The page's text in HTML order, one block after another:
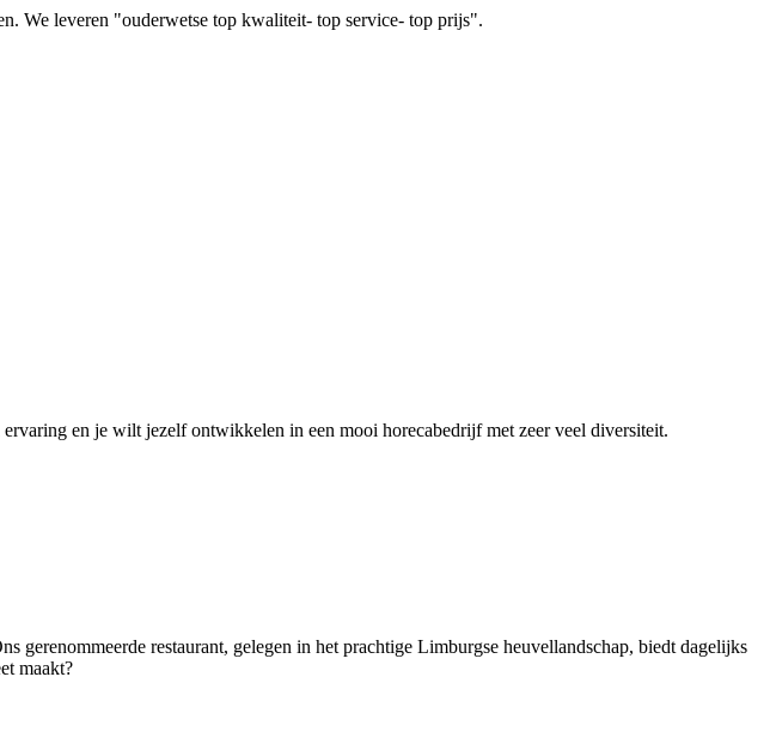
We leveren "ouderwetse top kwaliteit- top service- top prijs".
en je wilt jezelf ontwikkelen in een mooi horecabedrijf met zeer veel diversiteit.
restaurant, gelegen in het prachtige Limburgse heuvellandschap, biedt dagelijks
maakt?